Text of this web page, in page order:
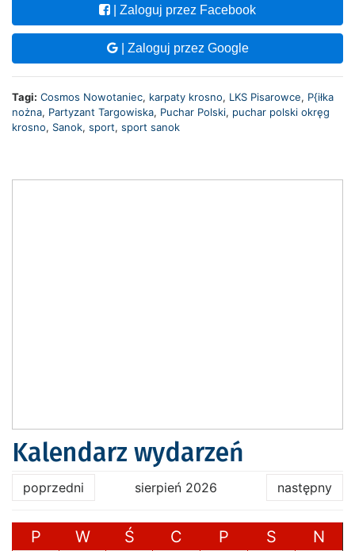
| Zaloguj przez Facebook
| Zaloguj przez Google
Tagi: Cosmos Nowotaniec, karpaty krosno, LKS Pisarowce, P{iłka
nożna, Partyzant Targowiska, Puchar Polski, puchar polski okręg
krosno, Sanok, sport, sport sanok
Kalendarz wydarzeń
poprzedni sierpień 2026 następny
P W Ś C P S N